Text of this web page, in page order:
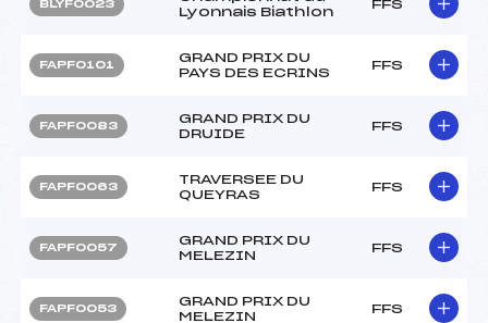
BLYF0023
Lyonnais Biathlon
FFS
FAPF0101
GRAND PRIX DU
PAYS DES ECRINS
FFS
FAPF0083
GRAND PRIX DU
DRUIDE
FFS
FAPF0063
TRAVERSEE DU
QUEYRAS
FFS
FAPF0057
GRAND PRIX DU
MELEZIN
FFS
FAPF0053
GRAND PRIX DU
MELEZIN
FFS